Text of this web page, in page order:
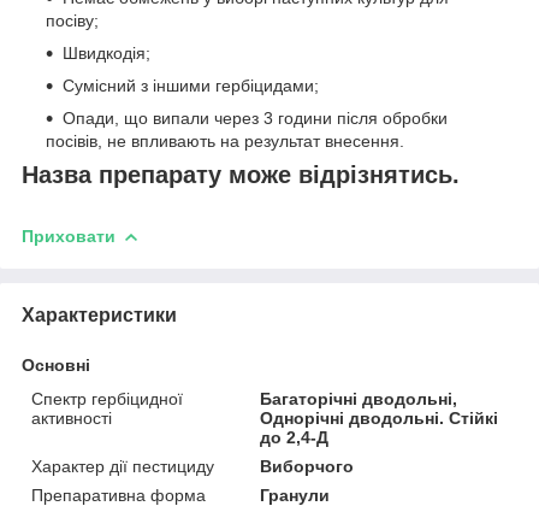
посіву;
Швидкодія;
Сумісний з іншими гербіцидами;
Опади, що випали через 3 години після обробки
посівів, не впливають на результат внесення.
Назва препарату може відрізнятись.
Приховати
Характеристики
Основні
Спектр гербіцидної
активності
Багаторічні дводольні,
Однорічні дводольні. Стійкі
до 2,4-Д
Характер дії пестициду
Виборчого
Препаративна форма
Гранули